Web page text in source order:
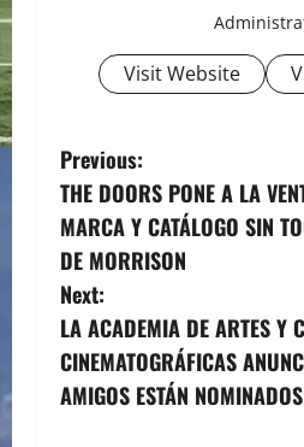
Visit Website
P
o
s
t
n
a
Previous:
THE DOORS PONE A LA
MARCA Y CATÁLOGO SIN
DE MORRISON
Next:
LA ACADEMIA DE ARTES Y
CINEMATOGRÁFICAS
AMIGOS ESTÁN